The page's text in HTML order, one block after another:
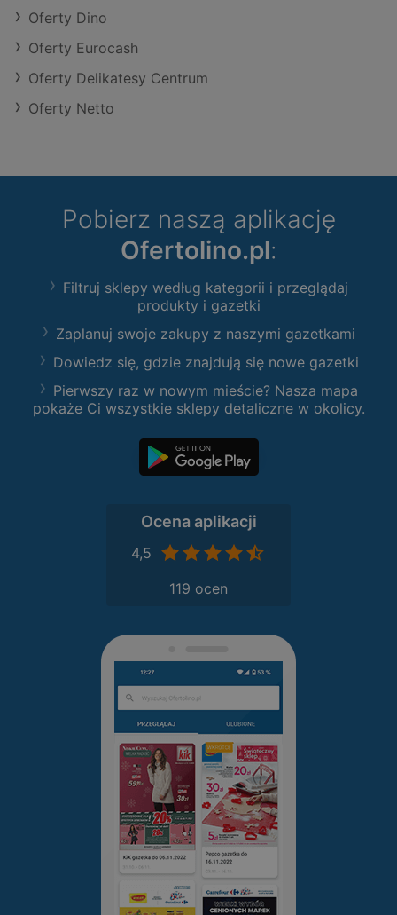
Oferty Dino
Oferty Eurocash
Oferty Delikatesy Centrum
Oferty Netto
Pobierz naszą aplikację
Ofertolino.pl:
Filtruj sklepy według kategorii i przeglądaj
produkty i gazetki
Zaplanuj swoje zakupy z naszymi gazetkami
Dowiedz się, gdzie znajdują się nowe gazetki
Pierwszy raz w nowym mieście? Nasza mapa
pokaże Ci wszystkie sklepy detaliczne w okolicy.
Ocena aplikacji
4,5
119 ocen